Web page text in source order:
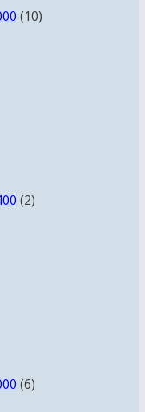
10товаров
2
6товаров